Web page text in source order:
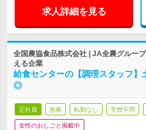
求人詳細を見る
全国農協食品株式会社 | JA全農グルー
える企業
給食センターの【調理スタッフ
◎
正社員 急募 転勤なし 学歴不問
女性のおしごと掲載中